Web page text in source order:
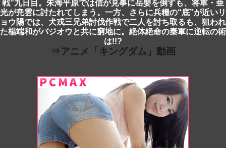
戦”九日目。朱海平原では信が見事に岳嬰を倒すも、将軍・亜
光が尭雲に討たれてしまう。一方、さらに兵糧の“底”が近いリ
ョウ陽では、犬戎三兄弟討伐作戦で二人を討ち取るも、狙われ
た楊端和がバジオウと共に窮地に。絶体絶命の秦軍に逆転の術
は!!?
⇒アニメ「キングダム」動画